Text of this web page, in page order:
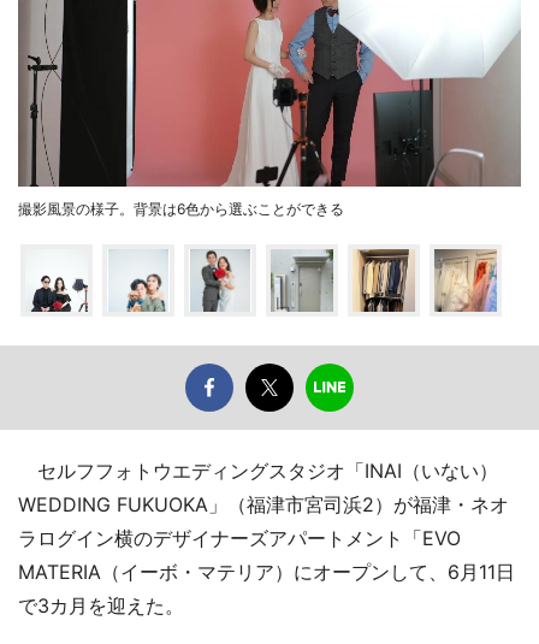
撮影風景の様子。背景は6色から選ぶことができる
セルフフォトウエディングスタジオ「INAI（いない）
WEDDING FUKUOKA」（福津市宮司浜2）が福津・ネオ
ラログイン横のデザイナーズアパートメント「EVO
MATERIA（イーボ・マテリア）にオープンして、6月11日
で3カ月を迎えた。